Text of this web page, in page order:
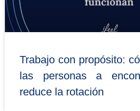
Trabajo con propósito:
las personas a
reduce la rotación